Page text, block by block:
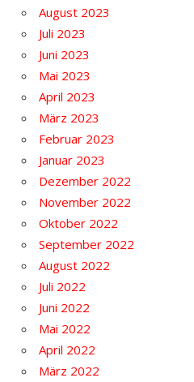
August 2023
Juli 2023
Juni 2023
Mai 2023
April 2023
März 2023
Februar 2023
Januar 2023
Dezember 2022
November 2022
Oktober 2022
September 2022
August 2022
Juli 2022
Juni 2022
Mai 2022
April 2022
März 2022